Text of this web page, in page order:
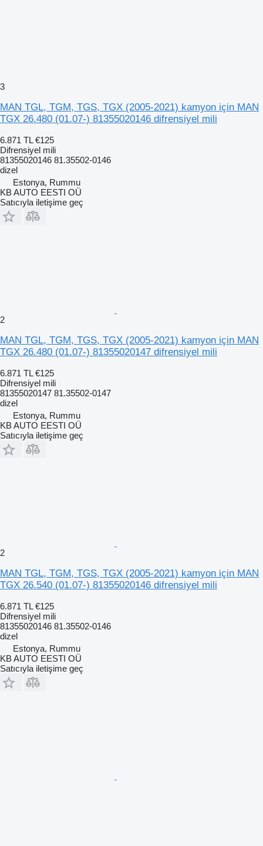
3
MAN TGL, TGM, TGS, TGX (2005-2021) kamyon için MAN
TGX 26.480 (01.07-) 81355020146 difrensiyel mili
6.871 TL €125
Difrensiyel mili
81355020146 81.35502-0146
dizel
Estonya, Rummu
KB AUTO EESTI OÜ
Satıcıyla iletişime geç
2
MAN TGL, TGM, TGS, TGX (2005-2021) kamyon için MAN
TGX 26.480 (01.07-) 81355020147 difrensiyel mili
6.871 TL €125
Difrensiyel mili
81355020147 81.35502-0147
dizel
Estonya, Rummu
KB AUTO EESTI OÜ
Satıcıyla iletişime geç
2
MAN TGL, TGM, TGS, TGX (2005-2021) kamyon için MAN
TGX 26.540 (01.07-) 81355020146 difrensiyel mili
6.871 TL €125
Difrensiyel mili
81355020146 81.35502-0146
dizel
Estonya, Rummu
KB AUTO EESTI OÜ
Satıcıyla iletişime geç